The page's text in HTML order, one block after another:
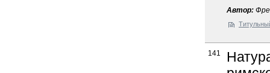
Автор:
141